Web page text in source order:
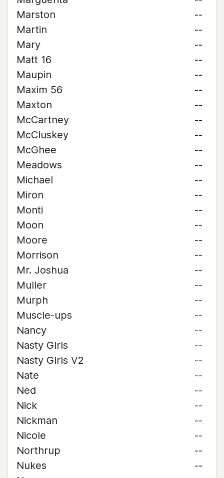
Marston
--
Martin
--
Mary
--
Matt 16
--
Maupin
--
Maxim 56
--
Maxton
--
McCartney
--
McCluskey
--
McGhee
--
Meadows
--
Michael
--
Miron
--
Monti
--
Moon
--
Moore
--
Morrison
--
Mr. Joshua
--
Muller
--
Murph
--
Muscle-ups
--
Nancy
--
Nasty Girls
--
Nasty Girls V2
--
Nate
--
Ned
--
Nick
--
Nickman
--
Nicole
--
Northrup
--
Nukes
--